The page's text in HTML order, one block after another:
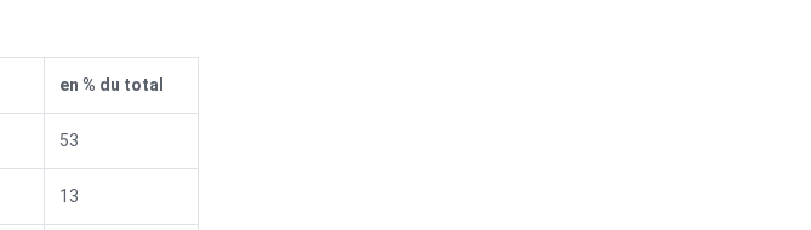
en % du total
53
13